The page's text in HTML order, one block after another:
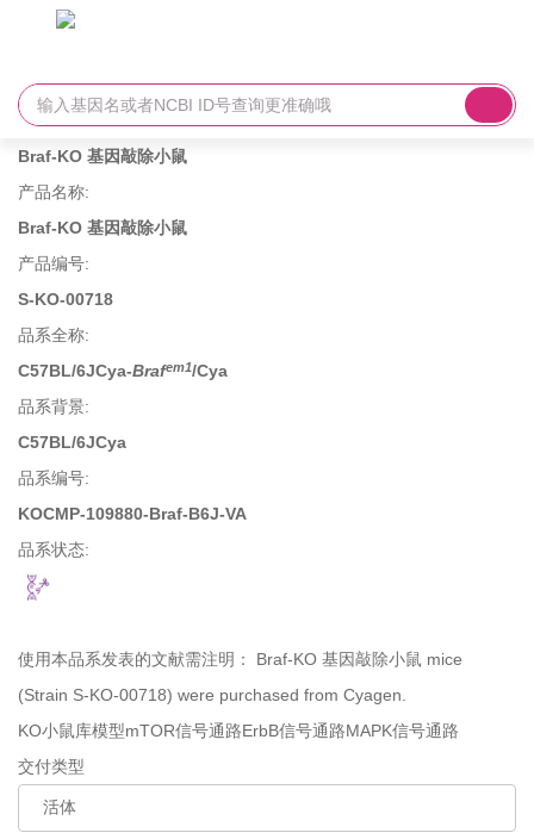
Braf-KO 基因敲除小鼠
产品名称:
Braf-KO 基因敲除小鼠
产品编号:
S-KO-00718
品系全称:
C57BL/6JCya-Brafem1/Cya
品系背景:
C57BL/6JCya
品系编号:
KOCMP-109880-Braf-B6J-VA
品系状态:
使用本品系发表的文献需注明： Braf-KO 基因敲除小鼠 mice
(Strain S-KO-00718) were purchased from Cyagen.
KO小鼠库模型mTOR信号通路ErbB信号通路MAPK信号通路
交付类型